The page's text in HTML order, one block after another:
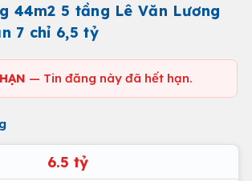
44m2 5 tầng Lê Văn Lương
7 chỉ 6,5 tỷ
— Tin đăng này đã hết hạn.
6.5 tỷ